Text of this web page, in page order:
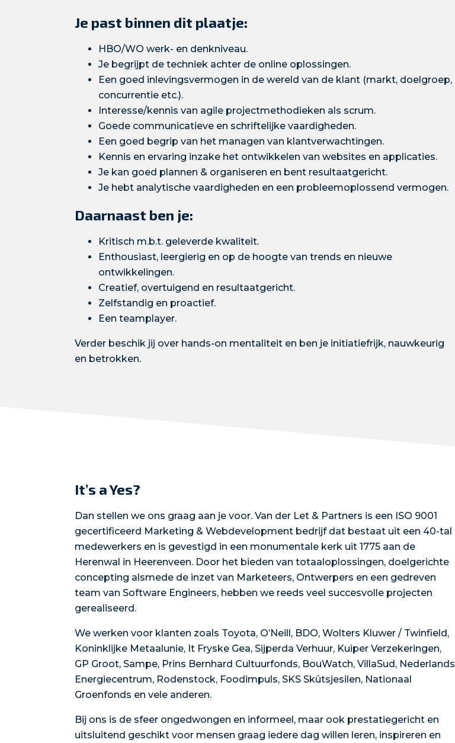
Je past binnen dit plaatje:
HBO/WO werk- en denkniveau.
Je begrijpt de techniek achter de online oplossingen.
Een goed inlevingsvermogen in de wereld van de klant (markt, doelgroep,
concurrentie etc.).
Interesse/kennis van agile projectmethodieken als scrum.
Goede communicatieve en schriftelijke vaardigheden.
Een goed begrip van het managen van klantverwachtingen.
Kennis en ervaring inzake het ontwikkelen van websites en applicaties.
Je kan goed plannen & organiseren en bent resultaatgericht.
Je hebt analytische vaardigheden en een probleemoplossend vermogen.
Daarnaast ben je:
Kritisch m.b.t. geleverde kwaliteit.
Enthousiast, leergierig en op de hoogte van trends en nieuwe
ontwikkelingen.
Creatief, overtuigend en resultaatgericht.
Zelfstandig en proactief.
Een teamplayer.
Verder beschik jij over hands-on mentaliteit en ben je initiatiefrijk, nauwkeurig
en betrokken.
It’s a Yes?
Dan stellen we ons graag aan je voor. Van der Let & Partners is een ISO 9001
gecertificeerd Marketing & Webdevelopment bedrijf dat bestaat uit een 40-tal
medewerkers en is gevestigd in een monumentale kerk uit 1775 aan de
Herenwal in Heerenveen. Door het bieden van totaaloplossingen, doelgerichte
concepting alsmede de inzet van Marketeers, Ontwerpers en een gedreven
team van Software Engineers, hebben we reeds veel succesvolle projecten
gerealiseerd.
We werken voor klanten zoals Toyota, O’Neill, BDO, Wolters Kluwer / Twinfield,
Koninklijke Metaalunie, It Fryske Gea, Sijperda Verhuur, Kuiper Verzekeringen,
GP Groot, Sampe, Prins Bernhard Cultuurfonds, BouWatch, VillaSud, Nederlands
Energiecentrum, Rodenstock, Foodimpuls, SKS Skûtsjesilen, Nationaal
Groenfonds en vele anderen.
Bij ons is de sfeer ongedwongen en informeel, maar ook prestatiegericht en
uitsluitend geschikt voor mensen graag iedere dag willen leren, inspireren en